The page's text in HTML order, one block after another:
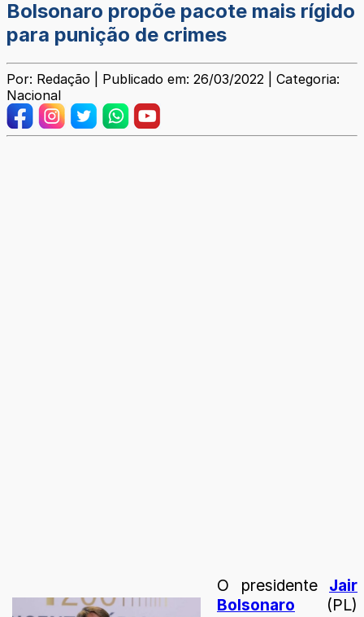
Bolsonaro propõe pacote mais rígido
para punição de crimes
Por: Redação | Publicado em: 26/03/2022 | Categoria:
Nacional
O presidente Jair
Bolsonaro (PL)